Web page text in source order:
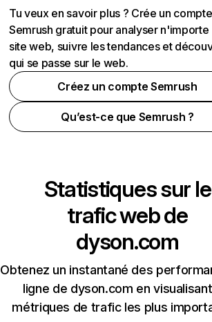
Tu veux en savoir plus ? Crée un compte
Semrush gratuit pour analyser n'importe
site web, suivre les tendances et
qui se passe sur le web.
Créez un compte Semrush
Qu’est-ce que Semrush ?
Statistiques sur le
trafic web de
dyson.com
Obtenez un instantané des
ligne de dyson.com en
métriques de trafic les plus